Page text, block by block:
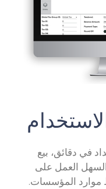
في دقائق، بيع
العمل على
موارد المؤسسات.